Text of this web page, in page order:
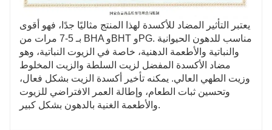
يعتبر التأثير المضاد للأكسدة لهذا المنتج مثاليًا جدًا، فهو أقوى
بـ 5-7 مرات من BHA وBHT وPG. مناسب للدهون الحيوانية
والنباتية والأطعمة الدهنية، خاصة في الزيوت النباتية، وهو
مضاد الأكسدة المفضل لزيت السلطة والزيت المخلوط
وزيت الطهي العالي. يمكنه تأخير أكسدة الزيت بشكل فعال،
وتحسين ثبات الطعام، وإطالة العمر الافتراضي للزيوت
والأطعمة الغنية بالدهون بشكل كبير.